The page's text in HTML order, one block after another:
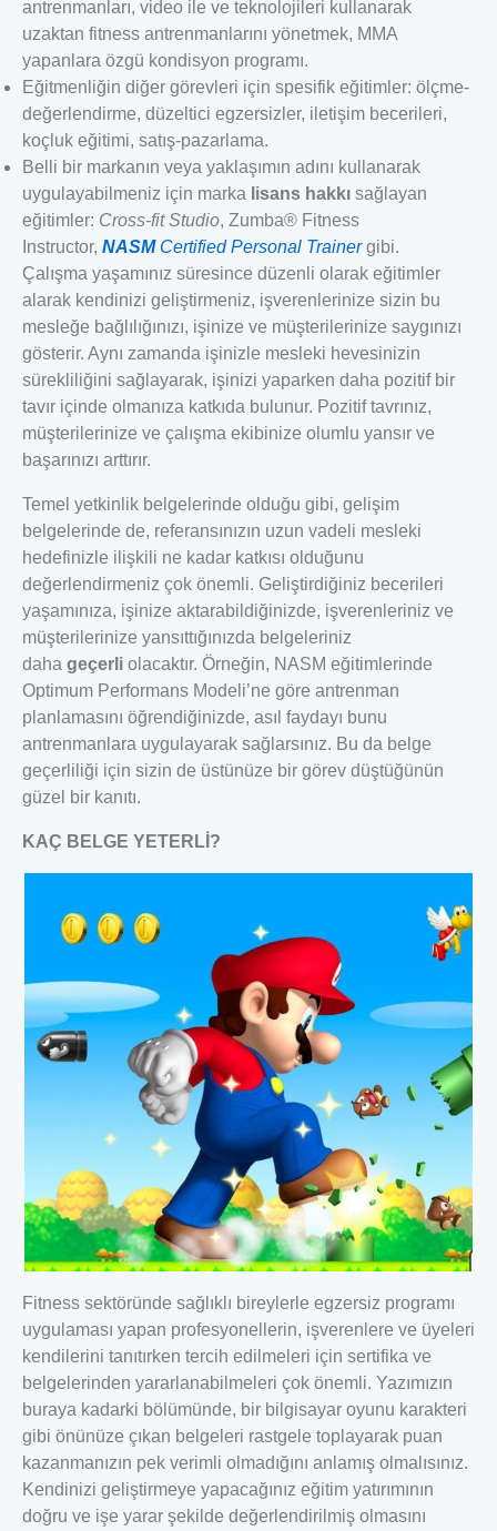
antrenmanları, video ile ve teknolojileri kullanarak
uzaktan fitness antrenmanlarını yönetmek, MMA
yapanlara özgü kondisyon programı.
Eğitmenliğin diğer görevleri için spesifik eğitimler: ölçme-
değerlendirme, düzeltici egzersizler, iletişim becerileri,
koçluk eğitimi, satış-pazarlama.
Belli bir markanın veya yaklaşımın adını kullanarak
uygulayabilmeniz için marka lisans hakkı sağlayan
eğitimler: Cross-fit Studio, Zumba® Fitness
Instructor, NASM Certified Personal Trainer gibi.
Çalışma yaşamınız süresince düzenli olarak eğitimler
alarak kendinizi geliştirmeniz, işverenlerinize sizin bu
mesleğe bağlılığınızı, işinize ve müşterilerinize saygınızı
gösterir. Aynı zamanda işinizle mesleki hevesinizin
sürekliliğini sağlayarak, işinizi yaparken daha pozitif bir
tavır içinde olmanıza katkıda bulunur. Pozitif tavrınız,
müşterilerinize ve çalışma ekibinize olumlu yansır ve
başarınızı arttırır.
Temel yetkinlik belgelerinde olduğu gibi, gelişim
belgelerinde de, referansınızın uzun vadeli mesleki
hedefinizle ilişkili ne kadar katkısı olduğunu
değerlendirmeniz çok önemli. Geliştirdiğiniz becerileri
yaşamınıza, işinize aktarabildiğinizde, işverenleriniz ve
müşterilerinize yansıttığınızda belgeleriniz
daha geçerli olacaktır. Örneğin, NASM eğitimlerinde
Optimum Performans Modeli’ne göre antrenman
planlamasını öğrendiğinizde, asıl faydayı bunu
antrenmanlara uygulayarak sağlarsınız. Bu da belge
geçerliliği için sizin de üstünüze bir görev düştüğünün
güzel bir kanıtı.
KAÇ BELGE YETERLİ?
Fitness sektöründe sağlıklı bireylerle egzersiz programı
uygulaması yapan profesyonellerin, işverenlere ve üyeleri
kendilerini tanıtırken tercih edilmeleri için sertifika ve
belgelerinden yararlanabilmeleri çok önemli. Yazımızın
buraya kadarki bölümünde, bir bilgisayar oyunu karakteri
gibi önünüze çıkan belgeleri rastgele toplayarak puan
kazanmanızın pek verimli olmadığını anlamış olmalısınız.
Kendinizi geliştirmeye yapacağınız eğitim yatırımının
doğru ve işe yarar şekilde değerlendirilmiş olmasını